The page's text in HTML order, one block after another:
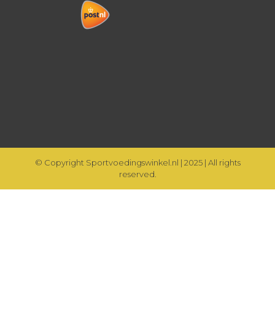
© Copyright Sportvoedingswinkel.nl | 2025 | All rights
reserved.